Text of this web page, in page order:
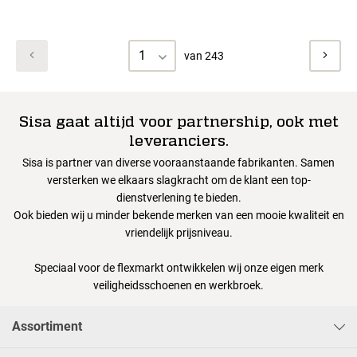
1 van 243
Sisa gaat altijd voor partnership, ook met
leveranciers.
Sisa is partner van diverse vooraanstaande fabrikanten. Samen
versterken we elkaars slagkracht om de klant een top-
dienstverlening te bieden.
Ook bieden wij u minder bekende merken van een mooie kwaliteit en
vriendelijk prijsniveau.
Speciaal voor de flexmarkt ontwikkelen wij onze eigen merk
veiligheidsschoenen en werkbroek.
Assortiment